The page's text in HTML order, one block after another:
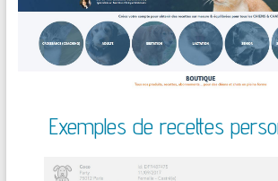
Exemples de recettes